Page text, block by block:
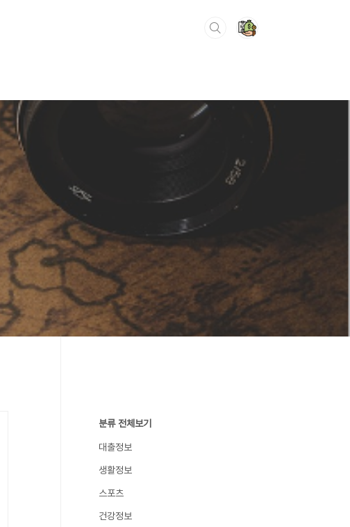
분류 전체보기
대출정보
생활정보
스포츠
건강정보